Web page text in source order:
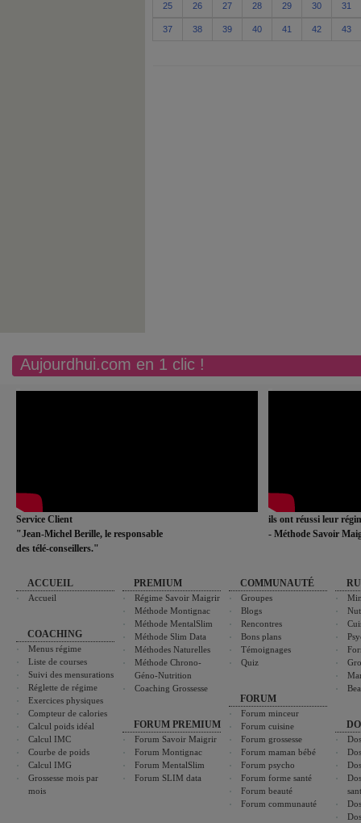
25 26 27 28 29 30 31
37 38 39 40 41 42 43
Aujourdhui.com en 1 clic !
Service Client
"Jean-Michel Berille, le responsable
des télé-conseillers."
ils ont réussi leur
- Méthode Savoir
ACCUEIL
Accueil
COACHING
Menus régime
Liste de courses
Suivi des mensurations
Réglette de régime
Exercices physiques
Compteur de calories
Calcul poids idéal
Calcul IMC
Courbe de poids
Calcul IMG
Grossesse mois par
mois
PREMIUM
Régime Savoir Maigrir
Méthode Montignac
Méthode MentalSlim
Méthode Slim Data
Méthodes Naturelles
Méthode Chrono-
Géno-Nutrition
Coaching Grossesse
FORUM PREMIUM
Forum Savoir Maigrir
Forum Montignac
Forum MentalSlim
Forum SLIM data
COMMUNAUTÉ
Groupes
Blogs
Rencontres
Bons plans
Témoignages
Quiz
FORUM
Forum minceur
Forum cuisine
Forum grossesse
Forum maman bébé
Forum psycho
Forum forme santé
Forum beauté
Forum communauté